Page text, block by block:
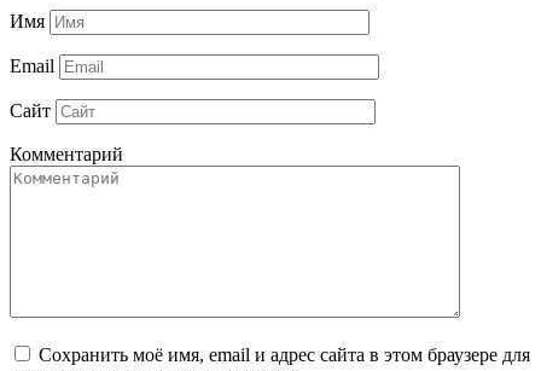
Имя
Email
Сайт
Комментарий
Сохранить моё имя, email и адрес сайта в этом браузере для